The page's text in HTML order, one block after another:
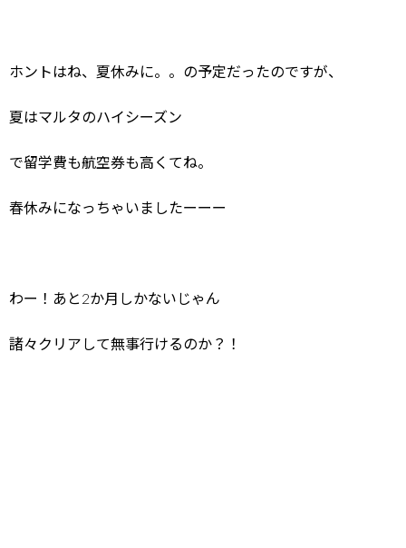
ホントはね、夏休みに。。の予定だったのですが、
夏はマルタのハイシーズン
で留学費も航空券も高くてね。
春休みになっちゃいましたーーー
わー！あと2か月しかないじゃん
諸々クリアして無事行けるのか？！